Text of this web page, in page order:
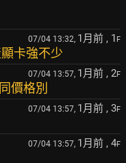
07/04 13:32, 1月前 , 1 F
卡強不少
07/04 13:57, 1月前 , 2F
價格別
07/04 13:57, 1月前 , 3F
07/04 13:57, 1月前 , 4F